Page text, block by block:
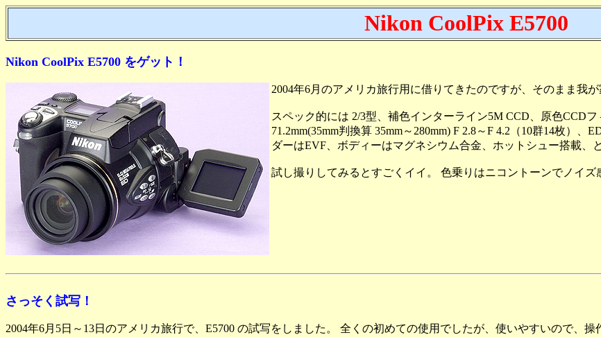
Nikon CoolPix E5700
Nikon CoolPix E5700 をゲット！
2004年6月のアメリカ旅行用に借りてきたのですが、そのまま我
スペック的には 2/3型、補色インターライン5M CCD、原色CCD
71.2mm(35mm判換算 35mm～280mm) F 2.8～F 4.2（10群14枚）
ダーはEVF、ボディーはマグネシウム合金、ホットシュー搭載、
試し撮りしてみるとすごくイイ。 色乗りはニコントーンでノイ
さっそく試写！
2004年6月5日～13日のアメリカ旅行で、E5700 の試写をしました。 全くの初めての使用でしたが、使いやすいので、